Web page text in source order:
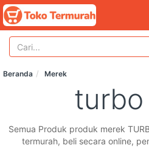
Beranda Merek
turbo
Semua Produk produk merek
termurah, beli secara online,